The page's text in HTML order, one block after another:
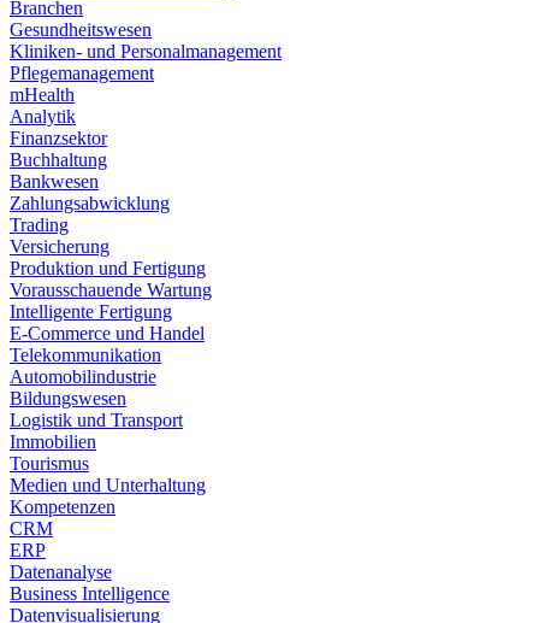
Branchen
Gesundheitswesen
Kliniken- und Personalmanagement
Pflegemanagement
mHealth
Analytik
Finanzsektor
Buchhaltung
Bankwesen
Zahlungsabwicklung
Trading
Versicherung
Produktion und Fertigung
Vorausschauende Wartung
Intelligente Fertigung
E-Commerce und Handel
Telekommunikation
Automobilindustrie
Bildungswesen
Logistik und Transport
Immobilien
Tourismus
Medien und Unterhaltung
Kompetenzen
CRM
ERP
Datenanalyse
Business Intelligence
Datenvisualisierung